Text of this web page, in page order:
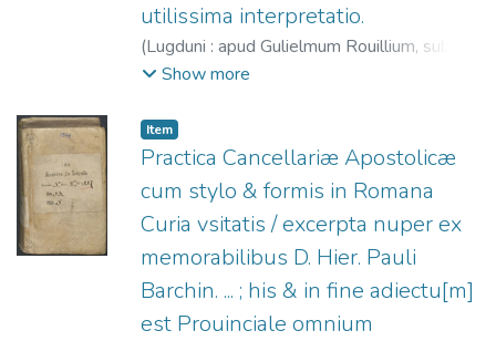
utilissima interpretatio.
(Lugduni : apud Gulielmum Rouillium, sub
scuto Veneto,
-1589.
Show more
Item
Practica Cancellariæ Apostolicæ
cum stylo & formis in Romana
Curia vsitatis / excerpta nuper ex
memorabilibus D. Hier. Pauli
Barchin. ... ; his & in fine adiectu[m]
est Prouinciale omnium